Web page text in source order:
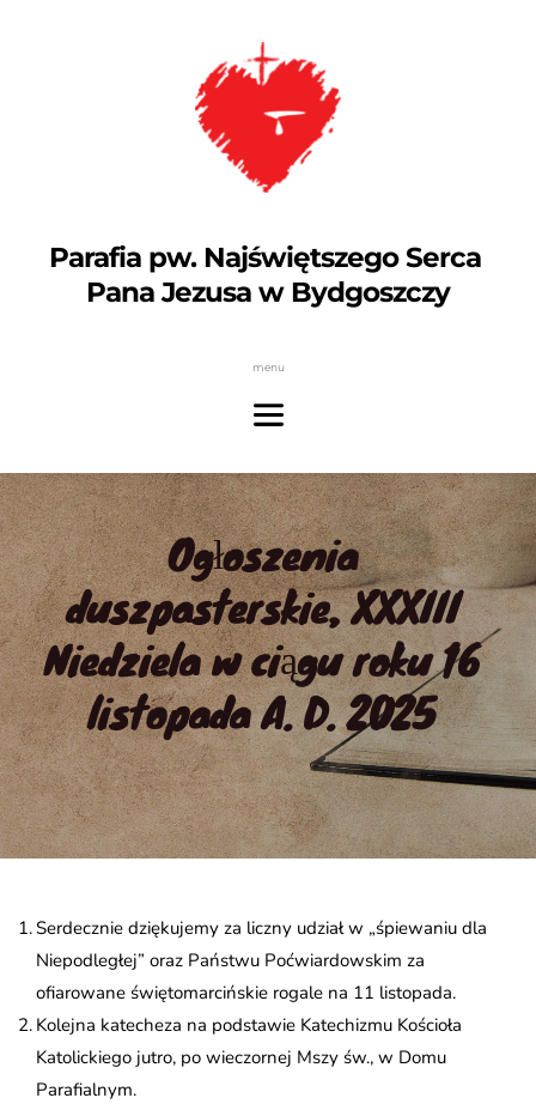
Parafia pw. Najświętszego Serca
Pana Jezusa w Bydgoszczy
menu
Ogłoszenia
duszpasterskie, XXXIII
Niedziela w ciągu roku 16
listopada A. D. 2025
Serdecznie dziękujemy za liczny udział w „śpiewaniu dla
Niepodległej” oraz Państwu Poćwiardowskim za
ofiarowane świętomarcińskie rogale na 11 listopada.
Kolejna katecheza na podstawie Katechizmu Kościoła
Katolickiego jutro, po wieczornej Mszy św., w Domu
Parafialnym.